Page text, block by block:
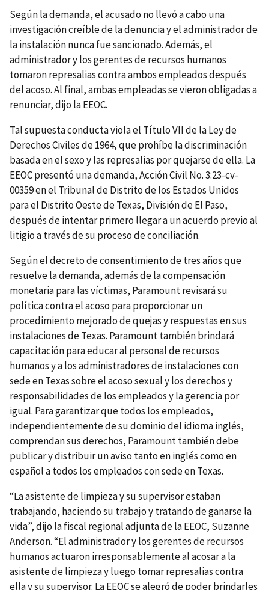
Según la demanda, el acusado no llevó a cabo una
investigación creíble de la denuncia y el administrador de
la instalación nunca fue sancionado. Además, el
administrador y los gerentes de recursos humanos
tomaron represalias contra ambos empleados después
del acoso. Al final, ambas empleadas se vieron obligadas a
renunciar, dijo la EEOC.
Tal supuesta conducta viola el Título VII de la Ley de
Derechos Civiles de 1964, que prohíbe la discriminación
basada en el sexo y las represalias por quejarse de ella. La
EEOC presentó una demanda, Acción Civil No. 3:23-cv-
00359 en el Tribunal de Distrito de los Estados Unidos
para el Distrito Oeste de Texas, División de El Paso,
después de intentar primero llegar a un acuerdo previo al
litigio a través de su proceso de conciliación.
Según el decreto de consentimiento de tres años que
resuelve la demanda, además de la compensación
monetaria para las víctimas, Paramount revisará su
política contra el acoso para proporcionar un
procedimiento mejorado de quejas y respuestas en sus
instalaciones de Texas. Paramount también brindará
capacitación para educar al personal de recursos
humanos y a los administradores de instalaciones con
sede en Texas sobre el acoso sexual y los derechos y
responsabilidades de los empleados y la gerencia por
igual. Para garantizar que todos los empleados,
independientemente de su dominio del idioma inglés,
comprendan sus derechos, Paramount también debe
publicar y distribuir un aviso tanto en inglés como en
español a todos los empleados con sede en Texas.
“La asistente de limpieza y su supervisor estaban
trabajando, haciendo su trabajo y tratando de ganarse la
vida”, dijo la fiscal regional adjunta de la EEOC, Suzanne
Anderson. “El administrador y los gerentes de recursos
humanos actuaron irresponsablemente al acosar a la
asistente de limpieza y luego tomar represalias contra
ella y su supervisor. La EEOC se alegró de poder brindarles